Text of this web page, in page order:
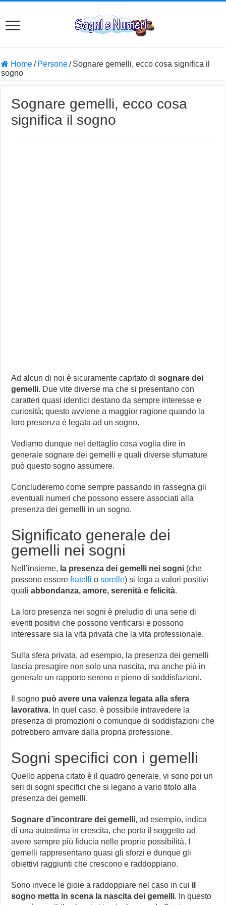
Home/ Persone/ Sognare gemelli, ecco cosa significa il
sogno
Sognare gemelli, ecco cosa
significa il sogno
Ad alcun di noi è sicuramente capitato disognare dei
gemelli. Due vite diverse ma che si presentano con
caratteri quasi identici destano da sempre interesse e
curiosità; questo avviene a maggior ragione quando la
loro presenza è legata ad un sogno.
Vediamo dunque nel dettaglio cosa voglia dire in
generale sognare dei gemelli e quali diverse sfumature
può questo sogno assumere.
Concluderemo come sempre passando in rassegna gli
eventuali numeri che possono essere associati alla
presenza dei gemelli in un sogno.
Significato generale dei
gemelli nei sogni
Nell’insieme, la presenza dei gemelli nei sogni (che
possono esserefratelli osorelle) si lega a valori positivi
qualiabbondanza, amore, serenità e felicità.
La loro presenza nei sogni è preludio di una serie di
eventi positivi che possono verificarsi e possono
interessare sia la vita privata che la vita professionale.
Sulla sfera privata, ad esempio, la presenza dei gemelli
lascia presagire non solo una nascita, ma anche più in
generale un rapporto sereno e pieno di soddisfazioni.
Il sogno può avere una valenza legata alla sfera
lavorativa. In quel caso, è possibile intravedere la
presenza di promozioni o comunque di soddisfazioni che
potrebbero arrivare dalla propria professione.
Sogni specifici con i gemelli
Quello appena citato è il quadro generale, vi sono poi un
seri di sogni specifici che si legano a vario titolo alla
presenza dei gemelli.
Sognare d’incontrare dei gemelli, ad esempio, indica
di una autostima in crescita, che porta il soggetto ad
avere sempre più fiducia nelle proprie possibilità. I
gemelli rappresentano quasi gli sforzi e dunque gli
obiettivi raggiunti che crescono e raddoppiano.
Sono invece le gioie a raddoppiare nel caso in cui il
sogno metta in scena la nascita dei gemelli. In questo